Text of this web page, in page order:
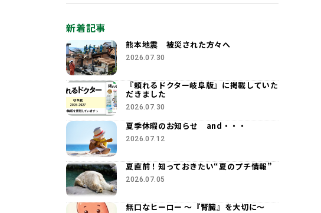
新着記事
熊本地震 被災された方々へ
2026.07.30
『頼れるドクター岐阜版』に掲載していた
だきました
2026.07.30
夏季休暇のお知らせ and・・・
2026.07.12
夏直前！知っておきたい“夏のプチ情報”
2026.07.05
無口なヒーロー ～『腎臓』を大切に～